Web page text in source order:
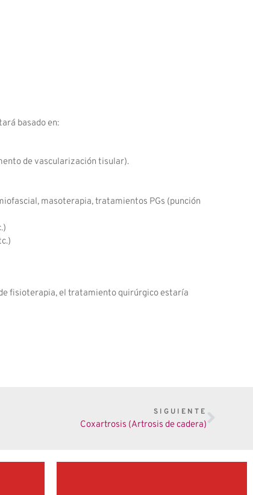
basado en:
de vascularización tisular).
masoterapia, tratamientos PGs (punción
fisioterapia, el tratamiento quirúrgico estaría
SIGUIENTE
Coxartrosis (Artrosis de cadera)